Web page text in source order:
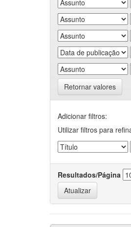
Retornar valores
Adicionar filtros:
Utilizar filtros para
Resultados/Página